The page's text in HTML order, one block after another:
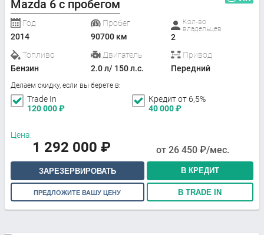
Mazda 6 с пробегом
Год
2014
Пробег
90700 км
Кол-во
владельцев
2
Топливо
Бензин
Двигатель
2.0 л/ 150 л.с.
Привод
Передний
Делаем скидку, если вы берете в:
Trade In
120 000₽
Кредит от 6,5%
40 000₽
Цена:
1 292 000 ₽ от 26 450 ₽/мес.
ЗАРЕЗЕРВИРОВАТЬ В КРЕДИТ
ПРЕДЛОЖИТЕ ВАШУ ЦЕНУ В TRADE IN